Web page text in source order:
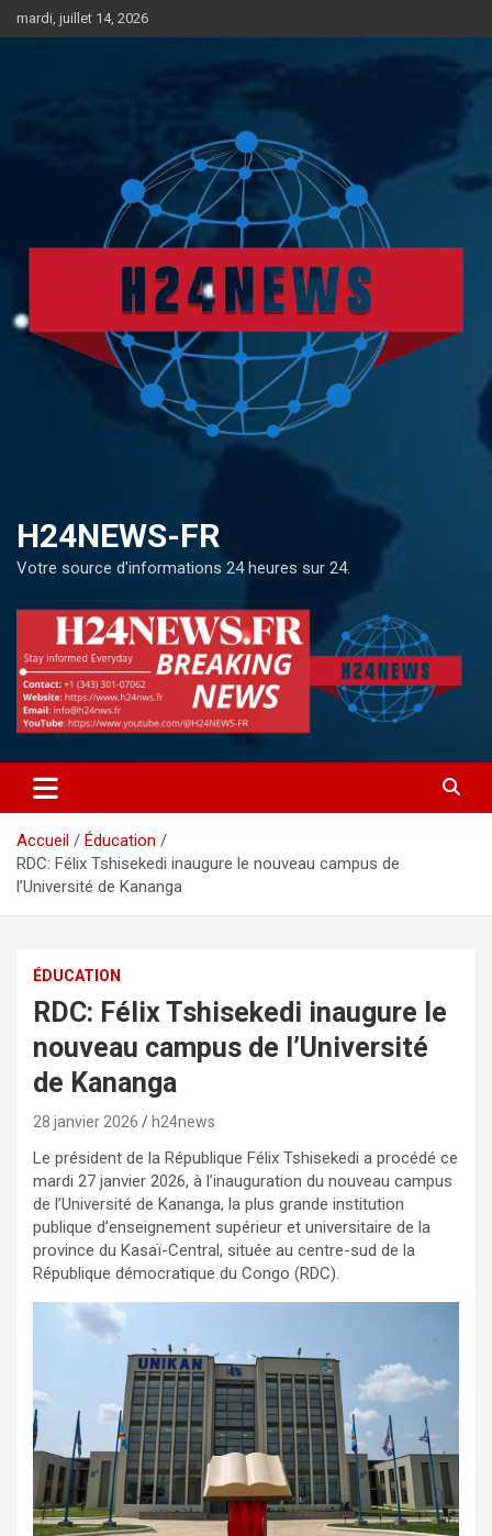
au
mardi, juillet 14, 2026
H24NEWS-FR
Votre source d'informations 24 heures sur 24.
Accueil
Éducation
RDC: Félix Tshisekedi inaugure le nouveau campus de
l’Université de Kananga
ÉDUCATION
RDC: Félix Tshisekedi inaugure le
nouveau campus de l’Université
de Kananga
28 janvier 2026 h24news
Le président de la République Félix Tshisekedi a procédé ce
mardi 27 janvier 2026, à l’inauguration du nouveau campus
de l’Université de Kananga, la plus grande institution
publique d’enseignement supérieur et universitaire de la
province du Kasaï-Central, située au centre-sud de la
République démocratique du Congo (RDC).